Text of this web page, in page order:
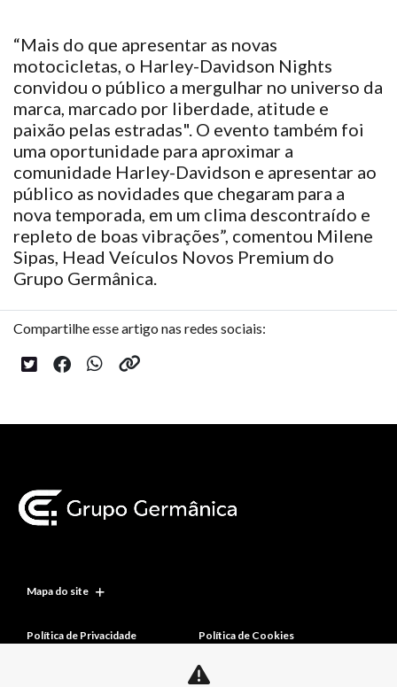
“Mais do que apresentar as novas
motocicletas, o Harley-Davidson Nights
convidou o público a mergulhar no universo da
marca, marcado por liberdade, atitude e
paixão pelas estradas". O evento também foi
uma oportunidade para aproximar a
comunidade Harley-Davidson e apresentar ao
público as novidades que chegaram para a
nova temporada, em um clima descontraído e
repleto de boas vibrações”, comentou Milene
Sipas, Head Veículos Novos Premium do
Grupo Germânica.
Compartilhe esse artigo nas redes sociais:
Mapa do site
Política de Privacidade Política de Cookies